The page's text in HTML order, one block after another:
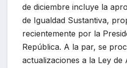
de diciembre incluye la
de Igualdad Sustantiva,
recientemente por la
República. A la par, se
actualizaciones a la Ley de